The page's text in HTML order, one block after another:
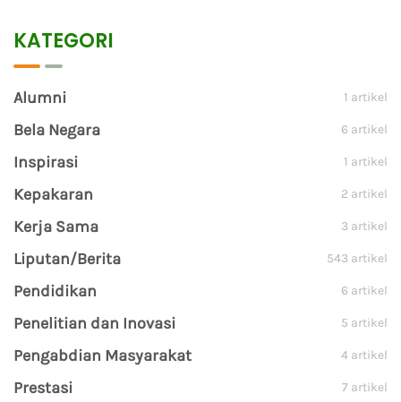
KATEGORI
Alumni 1 artikel
Bela Negara 6 artikel
Inspirasi 1 artikel
Kepakaran 2 artikel
Kerja Sama 3 artikel
Liputan/Berita 543 artikel
Pendidikan 6 artikel
Penelitian dan Inovasi 5 artikel
Pengabdian Masyarakat 4 artikel
Prestasi 7 artikel